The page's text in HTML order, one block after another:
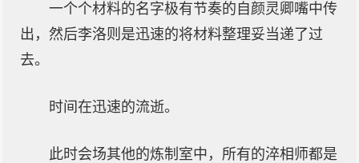
一个个材料的名字极有节奏的自颜灵卿嘴中传
出，然后李洛则是迅速的将材料整理妥当递了过
去。
时间在迅速的流逝。
此时会场其他的炼制室中，所有的淬相师都是